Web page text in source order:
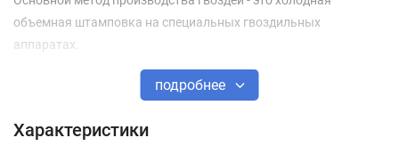
объемная штамповка на специальных гвоздильных
аппаратах.
Материал, из которого изготавливают гвозди: Проволока
обработанная, ГОСТ 3282.
подробнее
Характеристики